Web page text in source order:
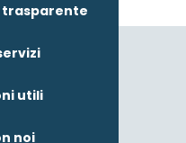
trasparente
utili
noi